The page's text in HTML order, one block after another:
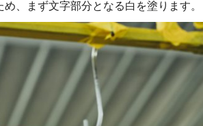
、まず文字部分となる白を塗ります。